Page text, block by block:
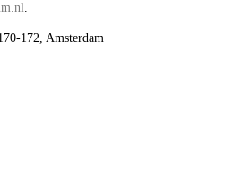
172, Amsterdam